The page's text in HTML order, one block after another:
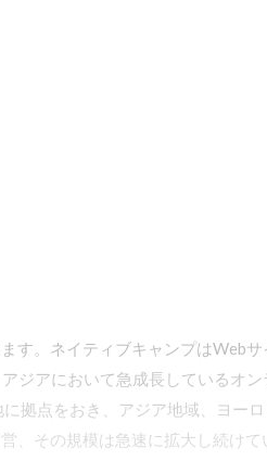
す。ネイティブキャンプはWebサ
ジアにおいて急成長しているオン
拠点をおき、アジア地域、ヨーロ
、その規模は急速に拡大し続けて